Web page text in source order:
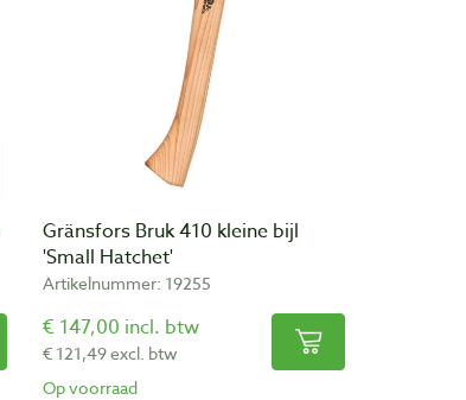
Gränsfors Bruk 410 kleine bijl
'Small Hatchet'
Artikelnummer: 19255
€ 147,00 incl. btw
€ 121,49 excl. btw
Op voorraad